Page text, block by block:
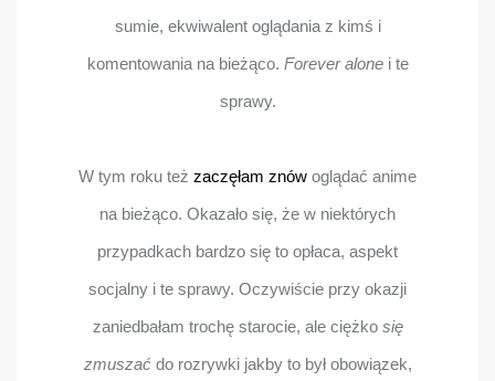
sumie, ekwiwalent oglądania z kimś i
komentowania na bieżąco. Forever alonei te
sprawy.
W tym roku też zaczęłam znów oglądać anime
na bieżąco. Okazało się, że w niektórych
przypadkach bardzo się to opłaca, aspekt
socjalny i te sprawy. Oczywiście przy okazji
zaniedbałam trochę starocie, ale ciężko się
zmuszaćdo rozrywki jakby to był obowiązek,